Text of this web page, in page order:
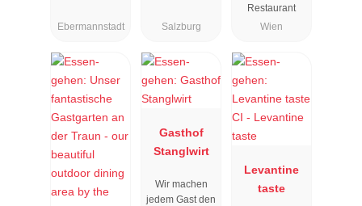
Ebermannstadt Salzburg
Restaurant
Wien
Gasthof
Stanglwirt
Wir machen
jedem Gast den
Levantine
taste